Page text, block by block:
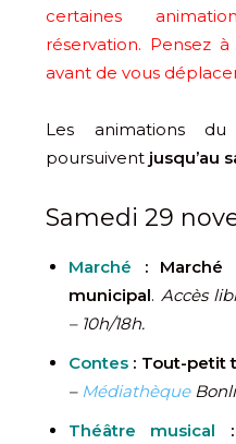
certaines
réservation. Pensez
avant de vous
Les animations
poursuivent jusqu’au
Samedi 29
Marché : Marché
municipal. Accès
– 10h/18h.
Contes : Tout-petit
– Médiathèque
Théâtre musical :